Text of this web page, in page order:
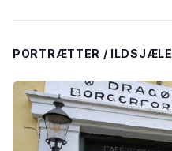
PORTRÆTTER / ILDSJÆLE